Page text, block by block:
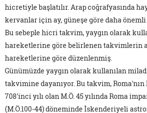
hicretiyle başlatılır. Arap coğrafyasında
kervanlar için ay, güneşe göre daha
Bu sebeple hicri takvim, yaygın olarak
hareketlerine göre belirlenen takvimlerin
hareketlerine göre düzenlenmiş.
Günümüzde yaygın olarak kullanılan
takvimine dayanıyor. Bu takvim,
708'inci yılı olan M.Ö. 45 yılında Roma
(M.Ö.100-44) döneminde İskenderiyeli